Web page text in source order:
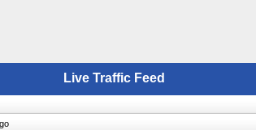
Live Traffic Feed